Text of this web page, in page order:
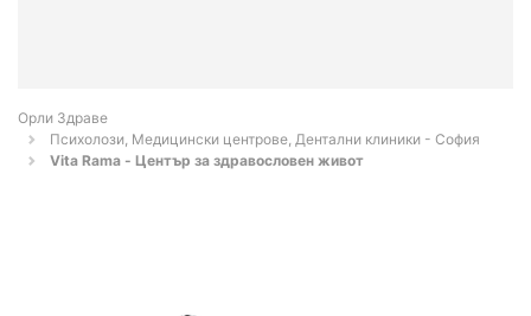
Орли Здраве
Психолози, Медицински центрове, Дентални клиники - София
Vita Rama - Център за здравословен живот